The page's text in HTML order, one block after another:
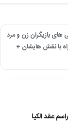
بازیگران زن و مرد
با نقش هایشان +
عقد الکیا